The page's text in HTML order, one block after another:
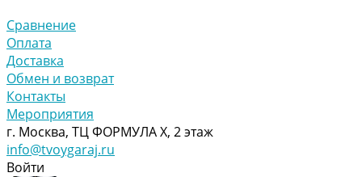
Сравнение
Оплата
Доставка
Обмен и возврат
Контакты
Мероприятия
г. Москва, ТЦ ФОРМУЛА Х, 2 этаж
info@tvoygaraj.ru
Войти